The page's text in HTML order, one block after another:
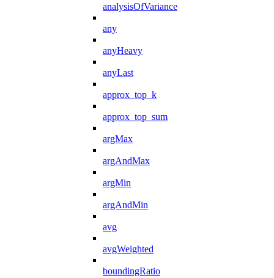
analysisOfVariance
any
anyHeavy
anyLast
approx_top_k
approx_top_sum
argMax
argAndMax
argMin
argAndMin
avg
avgWeighted
boundingRatio